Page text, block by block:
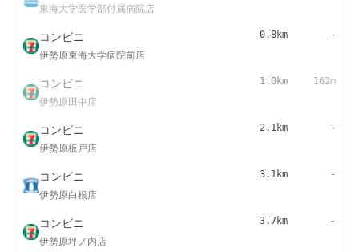
東海大学医学部付属病院店
コンビニ
伊勢原東海大学病院前店
0.8km -
コンビニ
伊勢原田中店
1.0km 162m
コンビニ
伊勢原板戸店
2.1km -
コンビニ
伊勢原白根店
3.1km -
コンビニ
伊勢原坪ノ内店
3.7km -